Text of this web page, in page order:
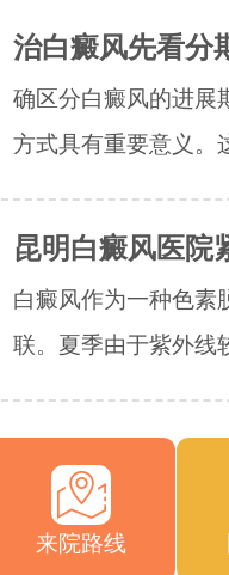
治白癜风先看分
确区分白癜风的进展
方式具有重要意义。
昆明白癜风医院
白癜风作为一种色素
联。夏季由于紫外线
来院路线